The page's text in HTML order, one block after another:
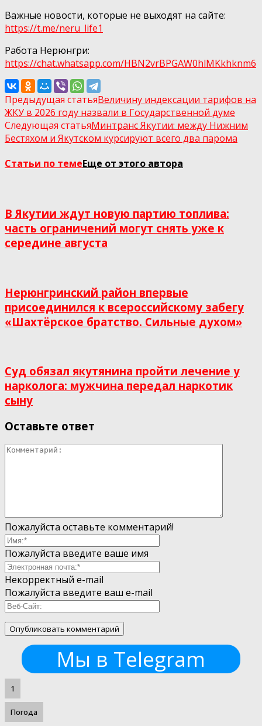
Важные новости, которые не выходят на сайте:
https://t.me/neru_life1
Работа Нерюнгри:
https://chat.whatsapp.com/HBN2vrBPGAW0hlMKkhknm6
Предыдущая статьяВеличину индексации тарифов на
ЖКУ в 2026 году назвали в Государственной думе
Следующая статьяМинтранс Якутии: между Нижним
Бестяхом и Якутском курсируют всего два парома
Статьи по темеЕще от этого автора
В Якутии ждут новую партию топлива:
часть ограничений могут снять уже к
середине августа
Нерюнгринский район впервые
присоединился к всероссийскому забегу
«Шахтёрское братство. Сильные духом»
Суд обязал якутянина пройти лечение у
нарколога: мужчина передал наркотик
сыну
Оставьте ответ
Пожалуйста оставьте комментарий!
Пожалуйста введите ваше имя
Некорректный e-mail
Пожалуйста введите ваш e-mail
Мы в Telegram
1
Погода